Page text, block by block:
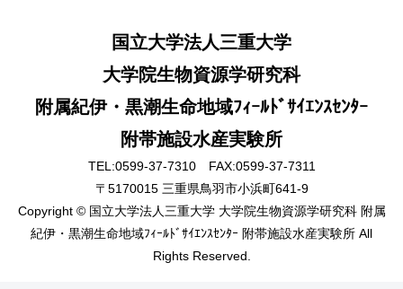
国立大学法人三重大学
大学院生物資源学研究科
附属紀伊・黒潮生命地域ﾌｨｰﾙﾄﾞｻｲｴﾝｽｾﾝﾀｰ
附帯施設水産実験所
TEL:0599-37-7310 FAX:0599-37-7311
〒5170015 三重県鳥羽市小浜町641-9
Copyright © 国立大学法人三重大学 大学院生物資源学研究科 附属
紀伊・黒潮生命地域ﾌｨｰﾙﾄﾞｻｲｴﾝｽｾﾝﾀｰ ​附帯施設水産実験所 All
Rights Reserved.